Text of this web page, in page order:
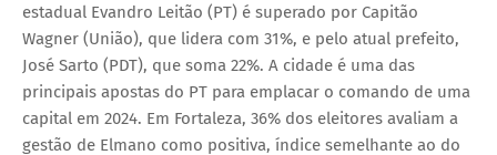
estadual Evandro Leitão (PT) é superado por Capitão
Wagner (União), que lidera com 31%, e pelo atual prefeito,
José Sarto (PDT), que soma 22%. A cidade é uma das
principais apostas do PT para emplacar o comando de uma
capital em 2024. Em Fortaleza, 36% dos eleitores avaliam a
gestão de Elmano como positiva, índice semelhante ao do